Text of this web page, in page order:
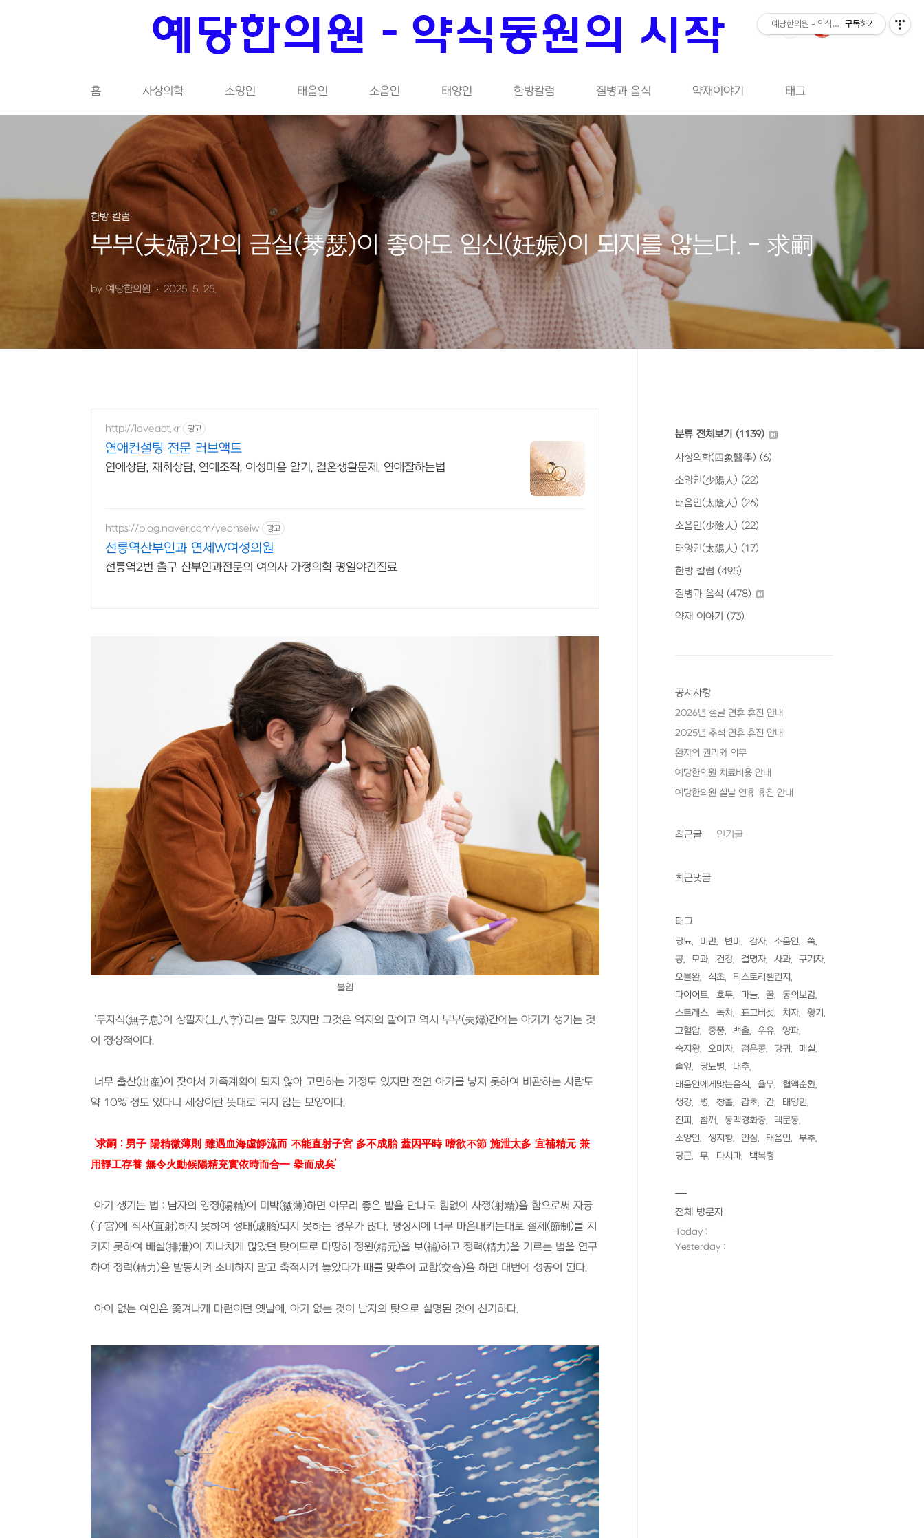
예당한의원 - 약식동원의 시작
홈 사상의학 소양인 태음인 소음인 태양인 한방칼럼 질병과 음식 약재이야기 태그
한방 칼럼
부부(夫婦)간의 금실(琴瑟)이 좋아도 임신(妊娠)이 되지를 않는다. - 求嗣
by 예당한의원 2025. 5. 25.
http://loveact.kr 광고
연애컨설팅 전문 러브액트
연애상담, 재회상담, 연애조작, 이성마음 알기, 결혼생활문제, 연애잘하는법
https://blog.naver.com/yeonseiw 광고
선릉역산부인과 연세W여성의원
선릉역2번 출구 산부인과전문의 여의사 가정의학 평일야간진료
불임
‘무자식(無子息)이 상팔자(上八字)’라는 말도 있지만 그것은 억지의 말이고 역시 부부(夫婦)간에는 아기가 생기는 것
이 정상적이다.
너무 출산(出産)이 잦아서 가족계획이 되지 않아 고민하는 가정도 있지만 전연 아기를 낳지 못하여 비관하는 사람도
약 10% 정도 있다니 세상이란 뜻대로 되지 않는 모양이다.
‘求嗣 : 男子 陽精微薄則 雖遇血海虛靜流而 不能直射子宮 多不成胎 蓋因平時 嗜欲不節 施泄太多 宜補精元 兼
用靜工存養 無令火動候陽精充實依時而合一 擧而成矣’
아기 생기는 법 : 남자의 양정(陽精)이 미박(微薄)하면 아무리 좋은 밭을 만나도 힘없이 사정(射精)을 함으로써 자궁
(子宮)에 직사(直射)하지 못하여 성태(成胎)되지 못하는 경우가 많다. 평상시에 너무 마음내키는대로 절제 (節制 )를 지
키지 못하여 배설(排泄)이 지나치게 많았던 탓이므로 마땅히 정원(精元)을 보(補)하고 정력(精力)을 기르는 법을 연구
하여 정력(精力)을 발동시켜 소비하지 말고 축적시켜 놓았다가 때를 맞추어 교합(交合)을 하면 대번에 성공이 된다.
아이 없는 여인은 쫓겨나게 마련이던 옛날에 , 아기 없는 것이 남자의 탓으로 설명된 것이 신기하다.
분류 전체보기 (1139)
사상의학(四象醫學) (6)
소양인(少陽人) (22)
태음인(太陰人) (26)
소음인(少陰人) (22)
태양인(太陽人) (17)
한방 칼럼 (495)
질병과 음식 (478)
약재 이야기 (73)
공지사항
2026년 설날 연휴 휴진 안내
2025년 추석 연휴 휴진 안내
환자의 권리와 의무
예당한의원 치료비용 안내
예당한의원 설날 연휴 휴진 안내
최근글 인기글
최근댓글
태그
당뇨 비만 변비 감자 소음인
쑥
콩
모과 건강 결명자 사과
구기자
오블완
식초
티스토리챌린지
다이어트
호두 마늘 꿀
동의보감
스트레스
녹차 표고버섯 치자
황기
고혈압
중풍 백출 우유
양파
숙지황
오미자 검은콩 당귀
매실
솔잎
당뇨병
대추
태음인에게맞는음식
율무
혈액순환
생강
병 창출 감초 간
태양인
진피
참깨 동맥경화증
맥문동
소양인
생지황 인삼 태음인
부추
당근
무 다시마 백복령
전체 방문자
Today :
Yesterday :
예당한의원 - 약식동원의 시작
구독하기